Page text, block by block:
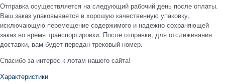
Отправка осуществляется на следующий рабочий день после оплаты.
Ваш заказ упаковывается в хорошую качественную упаковку,
исключающую перемещение содержимого и надежно сохраняющей
заказ во время транспортировки. После отправки, для отслеживания
доставки, вам будет передан трековый номер.
Спасибо за интерес к лотам нашего сайта!
Характеристики